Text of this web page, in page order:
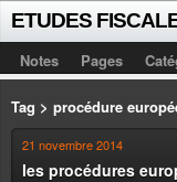
Notes Pages
Tag > procédure
21 novembre 2014
les procédures